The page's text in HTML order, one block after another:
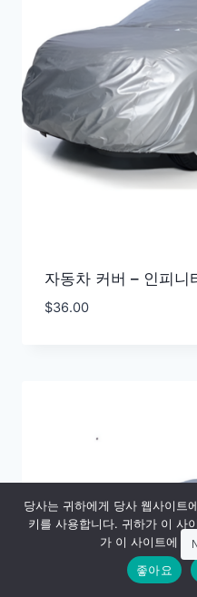
자동차 커버 – 인피니
$36.00
당사는 귀하에게 당사 웹사이트
키를 사용합니다. 귀하가 이 사
가 이 사이트에
좋아요